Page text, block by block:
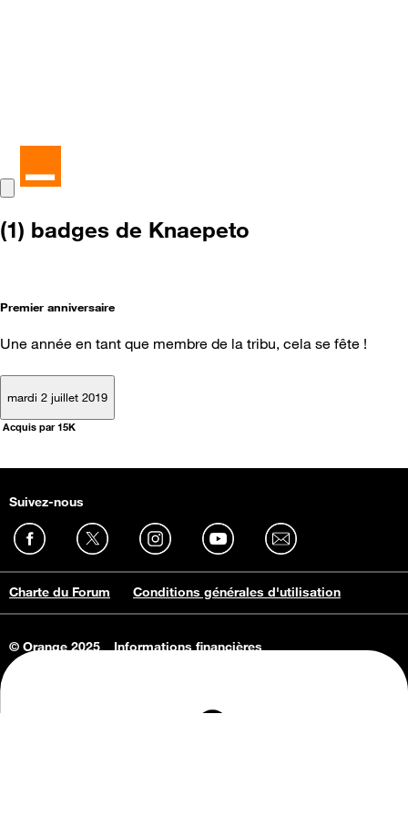
(1) badges de Knaepeto
Premier anniversaire
Une année en tant que membre de la tribu, cela se fête !
mardi 2 juillet 2019
Acquis par 15K
Suivez-nous
Charte du Forum Conditions générales d'utilisation
© Orange 2025
Informations financières